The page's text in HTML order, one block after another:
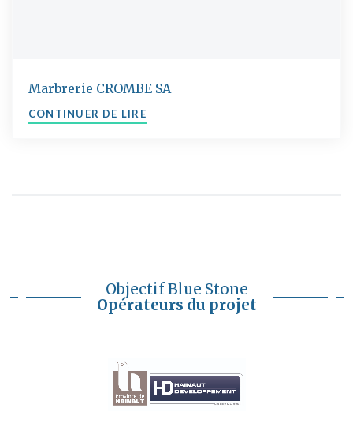
Marbrerie CROMBE SA
CONTINUER DE LIRE"MARBRERIE CROMBE SA"
Objectif Blue Stone
Opérateurs du projet